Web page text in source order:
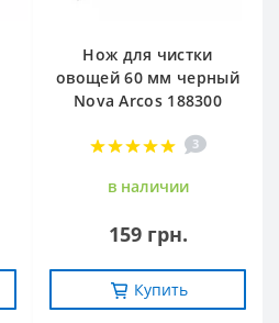
Нож для чистки
овощей 60 мм черный
Nova Arcos 188300
3
в наличии
159 грн.
Купить